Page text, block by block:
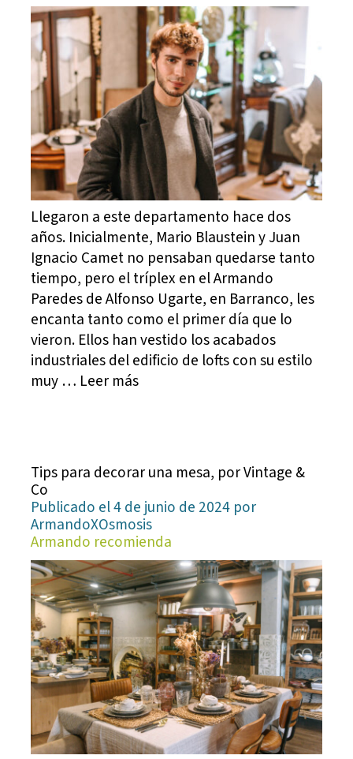
Llegaron a este departamento hace dos
años. Inicialmente, Mario Blaustein y Juan
Ignacio Camet no pensaban quedarse tanto
tiempo, pero el tríplex en el Armando
Paredes de Alfonso Ugarte, en Barranco, les
encanta tanto como el primer día que lo
vieron. Ellos han vestido los acabados
industriales del edificio de lofts con su estilo
muy … Leer más
Tips para decorar una mesa, por Vintage &
Co
Publicado el 4 de junio de 2024 por
ArmandoXOsmosis
Armando recomienda